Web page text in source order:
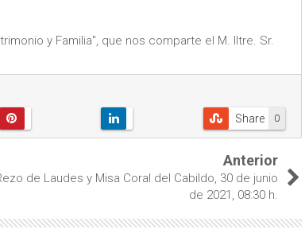
y Familia", que nos comparte el M. Iltre. Sr.
0
Share
Anterior
de Laudes y Misa Coral del Cabildo, 30 de junio
de 2021, 08:30 h.